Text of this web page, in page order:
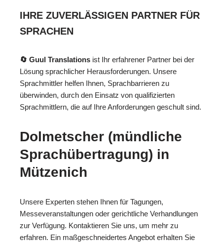
IHRE ZUVERLÄSSIGEN PARTNER FÜR
SPRACHEN
🔄 Guul Translations ist Ihr erfahrener Partner bei der
Lösung sprachlicher Herausforderungen. Unsere
Sprachmittler helfen Ihnen, Sprachbarrieren zu
überwinden, durch den Einsatz von qualifizierten
Sprachmittlern, die auf Ihre Anforderungen geschult sind.
Dolmetscher (mündliche
Sprachübertragung) in
Mützenich
Unsere Experten stehen Ihnen für Tagungen,
Messeveranstaltungen oder gerichtliche Verhandlungen
zur Verfügung. Kontaktieren Sie uns, um mehr zu
erfahren. Ein maßgeschneidertes Angebot erhalten Sie